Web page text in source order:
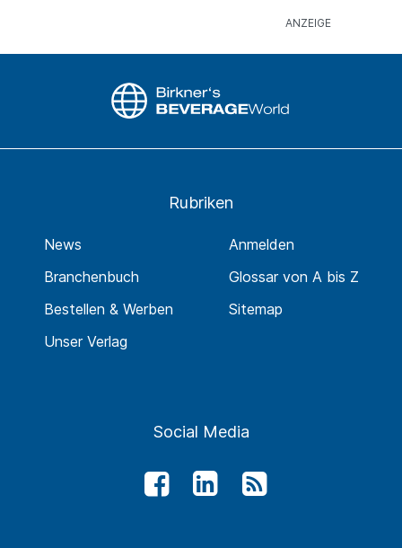
Rubriken
News
Branchenbuch
Bestellen & Werben
Unser Verlag
Anmelden
Glossar von A bis Z
Sitemap
Social Media